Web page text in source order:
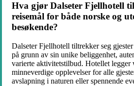
Hva gjør Dalseter Fjellhotell
reisemål for både norske og
besøkende?
Dalseter Fjellhotell tiltrekker seg
på grunn av sin unike beliggenhet,
varierte aktivitetstilbud. Hotellet legger
minneverdige opplevelser for alle
avslapning i naturen eller spennende